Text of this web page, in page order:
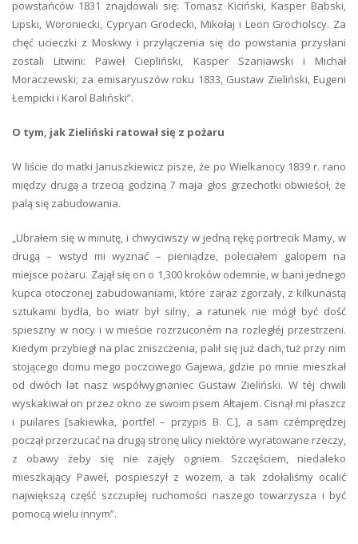
powstańców 1831 znajdowali się: Tomasz Kiciński, Kasper Babski,
Lipski, Woroniecki, Cypryan Grodecki, Mikołaj i Leon Grocholscy. Za
chęć ucieczki z Moskwy i przyłączenia się do powstania przysłani
zostali Litwini: Paweł Ciepliński, Kasper Szaniawski i Michał
Moraczewski; za emisaryuszów roku 1833, Gustaw Zieliński, Eugeni
Łempicki i Karol Baliński”.
O tym, jak Zieliński ratował się z pożaru
W liście do matki Januszkiewicz pisze, że po Wielkanocy 1839 r. rano
między drugą a trzecią godziną 7 maja głos grzechotki obwieścił, że
palą się zabudowania.
„Ubrałem się w minutę, i chwyciwszy w jedną rękę portrecik Mamy, w
drugą – wstyd mi wyznać – pieniądze, poleciałem galopem na
miejsce pożaru. Zajął się on o 1,300 kroków odemnie, w bani jednego
kupca otoczonej zabudowaniami, które zaraz zgorzały, z kilkunastą
sztukami bydła, bo wiatr był silny, a ratunek nie mógł być dość
spieszny w nocy i w mieście rozrzuconém na rozległéj przestrzeni.
Kiedym przybiegł na plac zniszczenia, palił się już dach, tuż przy nim
stojącego domu mego poczciwego Gajewa, gdzie po mnie mieszkał
od dwóch lat nasz współwygnaniec Gustaw Zieliński. W téj chwili
wyskakiwał on przez okno ze swoim psem Ałtajem. Cisnął mi płaszcz
i puilares [sakiewka, portfel – przypis B. C.], a sam czémprędzej
począł przerzucać na drugą stronę ulicy niektóre wyratowane rzeczy,
z obawy żeby się nie zajęły ogniem. Szczęściem, niedaleko
mieszkający Paweł, pospieszył z wozem, a tak zdołaliśmy ocalić
największą część szczupłej ruchomości naszego towarzysza i być
pomocą wielu innym”.